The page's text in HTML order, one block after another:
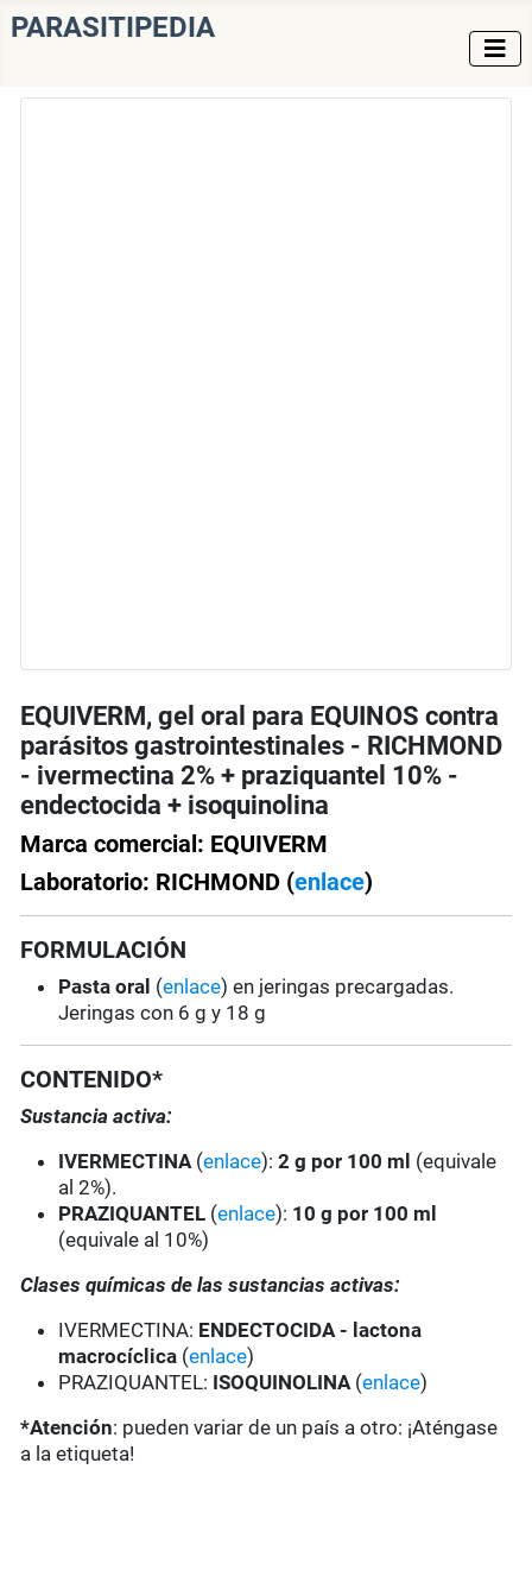
PARASITIPEDIA
EQUIVERM, gel oral para EQUINOS contra
parásitos gastrointestinales - RICHMOND
- ivermectina 2% + praziquantel 10% -
endectocida + isoquinolina
Marca comercial: EQUIVERM
Laboratorio: RICHMOND (enlace)
FORMULACIÓN
Pasta oral (enlace) en jeringas precargadas.
Jeringas con 6 g y 18 g
CONTENIDO*
Sustancia activa:
IVERMECTINA (enlace):2 g por 100 ml (equivale
al 2%).
PRAZIQUANTEL (enlace): 10 g por 100 ml
(equivale al 10%)
Clases químicas de las sustancias activas:
IVERMECTINA: ENDECTOCIDA - lactona
macrocíclica (enlace)
PRAZIQUANTEL: ISOQUINOLINA(enlace)
*Atención: pueden variar de un país a otro: ¡Aténgase
a la etiqueta!